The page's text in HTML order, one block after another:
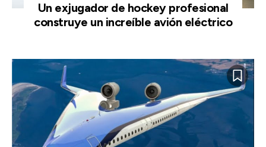
Un exjugador de hockey profesional
construye un increíble avión eléctrico